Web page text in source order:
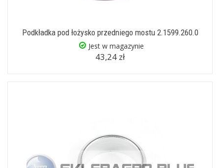
Podkładka pod łożysko przedniego mostu 2.1599.260.0
Jest w magazynie
43,24 zł